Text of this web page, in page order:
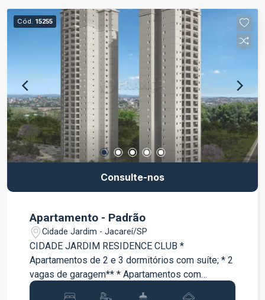
Cód. 15255
Consulte-nos
Apartamento - Padrão
Cidade Jardim - Jacareí/SP
CIDADE JARDIM RESIDENCE CLUB *
Apartamentos de 2 e 3 dormitórios com suíte; * 2
vagas de garagem** * Apartamentos com
varanda * Lazer completo entregue e equipado e